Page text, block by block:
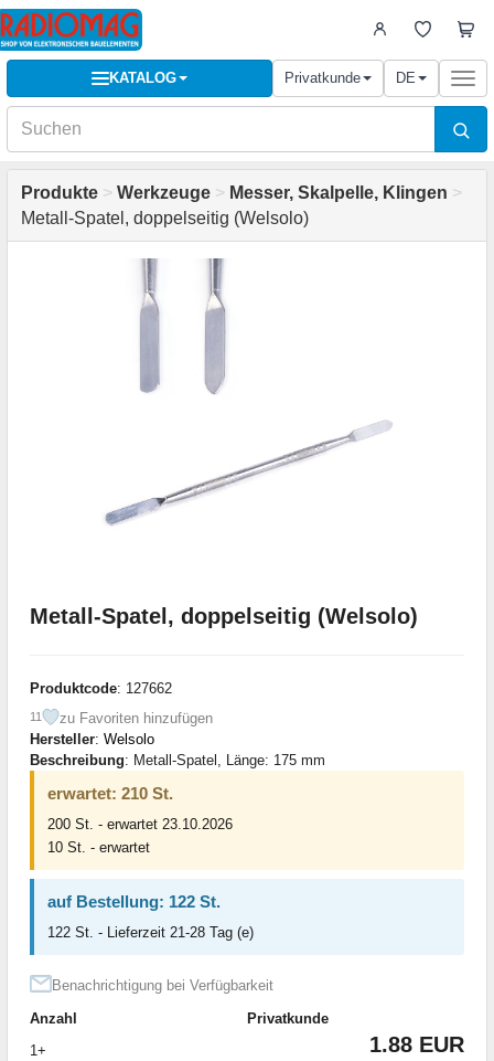
KATALOG Privatkunde DE
Produkte > Werkzeuge > Messer, Skalpelle, Klingen >
Metall-Spatel, doppelseitig (Welsolo)
Metall-Spatel, doppelseitig (Welsolo)
Produktcode: 127662
11
zu Favoriten hinzufügen
Hersteller: Welsolo
Beschreibung: Metall-Spatel, Länge: 175 mm
erwartet: 210 St.
200 St. - erwartet 23.10.2026
10 St. - erwartet
auf Bestellung: 122 St.
122 St. - Lieferzeit 21-28 Tag (e)
Benachrichtigung bei Verfügbarkeit
Anzahl
Privatkunde
1+
1.88 EUR